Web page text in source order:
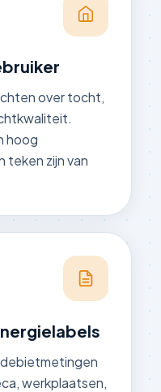
over tocht,
hoog
teken zijn van
werkplaatsen,